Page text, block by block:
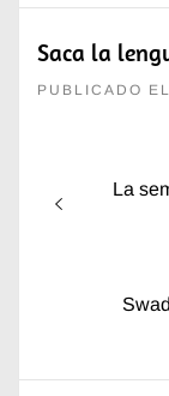
Saca la
PUBLICADO
de
La